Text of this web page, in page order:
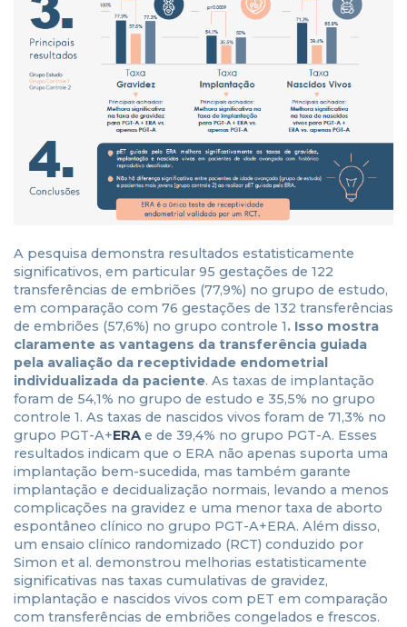
A pesquisa demonstra resultados estatisticamente
significativos, em particular 95 gestações de 122
transferências de embriões (77,9%) no grupo de estudo,
em comparação com 76 gestações de 132 transferências
de embriões (57,6%) no grupo controle 1. Isso mostra
claramente as vantagens da transferência guiada
pela avaliação da receptividade endometrial
individualizada da paciente. As taxas de implantação
foram de 54,1% no grupo de estudo e 35,5% no grupo
controle 1. As taxas de nascidos vivos foram de 71,3% no
grupo PGT-A+ERA e de 39,4% no grupo PGT-A. Esses
resultados indicam que o ERA não apenas suporta uma
implantação bem-sucedida, mas também garante
implantação e decidualização normais, levando a menos
complicações na gravidez e uma menor taxa de aborto
espontâneo clínico no grupo PGT-A+ERA. Além disso,
um ensaio clínico randomizado (RCT) conduzido por
Simon et al. demonstrou melhorias estatisticamente
significativas nas taxas cumulativas de gravidez,
implantação e nascidos vivos com pET em comparação
com transferências de embriões congelados e frescos.